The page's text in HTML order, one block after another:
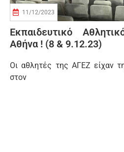
11/12/2023
Εκπαιδευτικό
Αθήνα ! (8 & 9.12.23)
Οι αθλητές της ΑΓΕΖ είχαν
στον